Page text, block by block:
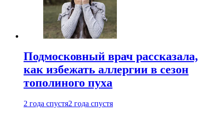
Подмосковный врач рассказала,
как избежать аллергии в сезон
тополиного пуха
2 года спустя2 года спустя